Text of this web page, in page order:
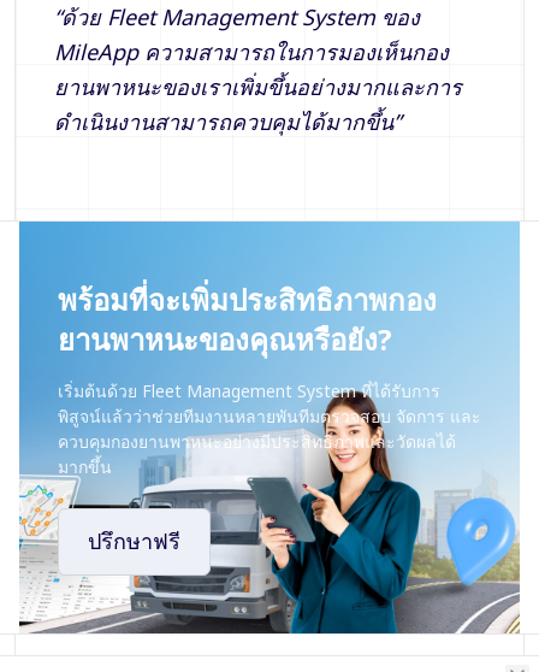
“ด้วย Fleet Management System ของ
MileApp ความสามารถในการมองเห็นกอง
ยานพาหนะของเราเพิ่มขึ้นอย่างมากและการ
ดำเนินงานสามารถควบคุมได้มากขึ้น”
พร้อมที่จะเพิ่มประสิทธิภาพกอง
ยานพาหนะของคุณหรือยัง?
เริ่มต้นด้วย Fleet Management System ที่ได้รับการ
พิสูจน์แล้วว่าช่วยทีมงานหลายพันทีมตรวจสอบ จัดการ และ
ควบคุมกองยานพาหนะอย่างมีประสิทธิภาพและวัดผลได้
มากขึ้น
ปรึกษาฟรี